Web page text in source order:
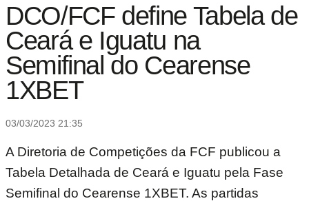
DCO/FCF define Tabela de
Ceará e Iguatu na
Semifinal do Cearense
1XBET
03/03/2023 21:35
A Diretoria de Competições da FCF publicou a
Tabela Detalhada de Ceará e Iguatu pela Fase
Semifinal do Cearense 1XBET. As partidas